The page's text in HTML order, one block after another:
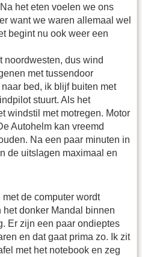
het eten voelen we ons
want we waren allemaal wel
begint nu ook weer een
noordwesten, dus wind
met tussendoor
bed, ik blijf buiten met
stuurt. Als het
windstil met motregen. Motor
Autohelm kan vreemd
Na een paar minuten in
de uitslagen maximaal en
de computer wordt
donker Mandal binnen
Er zijn een paar ondieptes
en dat gaat prima zo. Ik zit
met het notebook en zeg